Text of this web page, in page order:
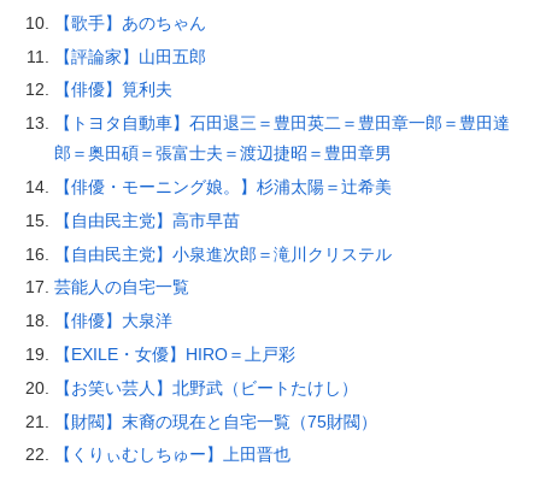
【歌手】あのちゃん
【評論家】山田五郎
【俳優】筧利夫
【トヨタ自動車】石田退三＝豊田英二＝豊田章一郎＝豊田達
郎＝奥田碩＝張富士夫＝渡辺捷昭＝豊田章男
【俳優・モーニング娘。】杉浦太陽＝辻希美
【自由民主党】高市早苗
【自由民主党】小泉進次郎＝滝川クリステル
芸能人の自宅一覧
【俳優】大泉洋
【EXILE・女優】HIRO＝上戸彩
【お笑い芸人】北野武（ビートたけし）
【財閥】末裔の現在と自宅一覧（75財閥）
【くりぃむしちゅー】上田晋也